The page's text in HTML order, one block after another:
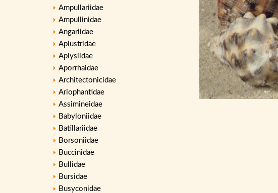
Ampullariidae
Ampullinidae
Angariidae
Aplustridae
Aplysiidae
Aporrhaidae
Architectonicidae
Ariophantidae
Assimineidae
Babyloniidae
Batillariidae
Borsoniidae
Buccinidae
Bullidae
Bursidae
Busyconidae